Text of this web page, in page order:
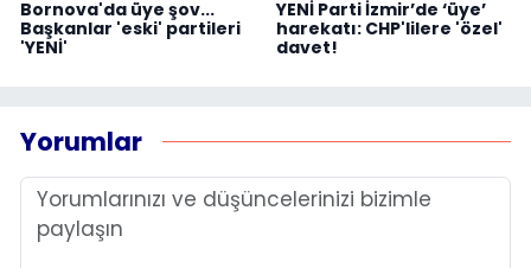
Bornova'da üye şov...
Başkanlar 'eski' partileri
'YENİ'
YENİ Parti İzmir’de ‘üye’
harekatı: CHP'lilere 'özel'
davet!
Yorumlar